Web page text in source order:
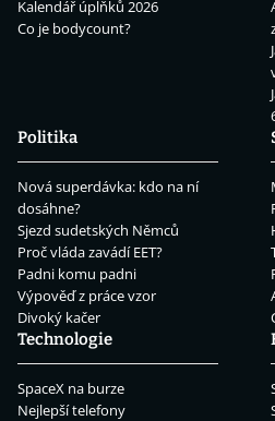
Kalendář úplňků 2026
Co je bodycount?
Politika
Nová superdávka: kdo na ní
dosáhne?
Sjezd sudetských Němců
Proč vláda zavádí EET?
Padni komu padni
Výpověď z práce vzor
Divoký kačer
Technologie
SpaceX na burze
Nejlepší telefony